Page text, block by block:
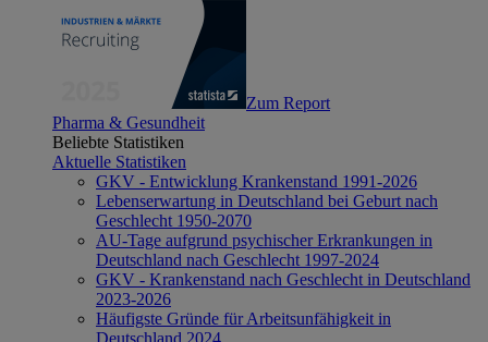
Zum Report
Pharma & Gesundheit
Beliebte Statistiken
Aktuelle Statistiken
GKV - Entwicklung Krankenstand 1991-2026
Lebenserwartung in Deutschland bei Geburt nach
Geschlecht 1950-2070
AU-Tage aufgrund psychischer Erkrankungen in
Deutschland nach Geschlecht 1997-2024
GKV - Krankenstand nach Geschlecht in Deutschland
2023-2026
Häufigste Gründe für Arbeitsunfähigkeit in
Deutschland 2024